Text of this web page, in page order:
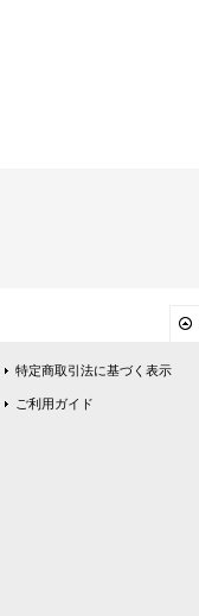
特定商取引法に基づく表示
ご利用ガイド